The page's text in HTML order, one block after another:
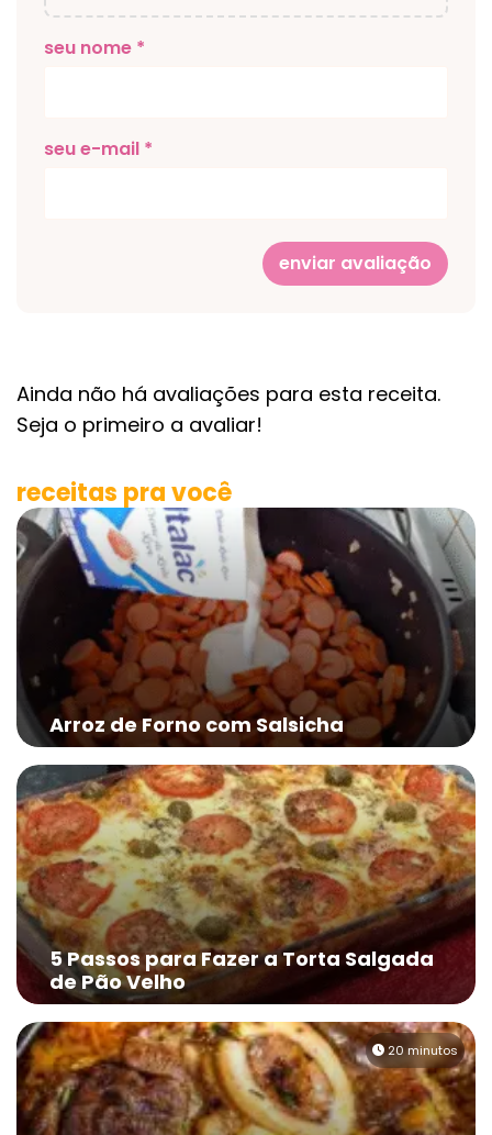
seu nome *
seu e-mail *
enviar avaliação
Ainda não há avaliações para esta receita.
Seja o primeiro a avaliar!
receitas pra você
Arroz de Forno com Salsicha
5 Passos para Fazer a Torta Salgada
de Pão Velho
20 minutos